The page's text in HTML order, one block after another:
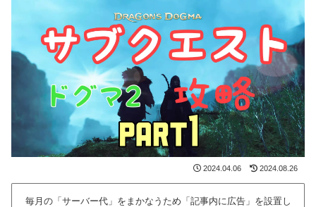
2024.04.06 2024.08.26
毎月の「サーバー代」をまかなうため「記事内に広告」を設置し